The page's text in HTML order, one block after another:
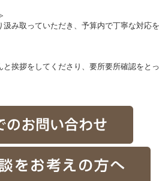
汲み取っていただき、予算内で丁寧な対応を
挨拶をしてくださり、要所要所確認をとっ